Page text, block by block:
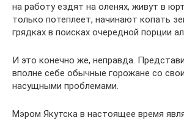
на работу ездят на оленях, живут в
только потеплеет, начинают копать
грядках в поисках очередной порции
И это конечно же, неправда.
вполне себе обычные горожане со
насущными проблемами.
Мэром Якутска в настоящее время